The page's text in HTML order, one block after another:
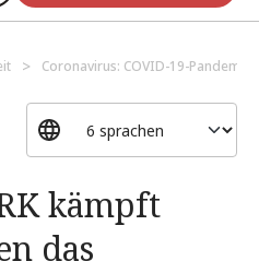
Coronavirus: COVID-19-Pandemie
kämpft
das